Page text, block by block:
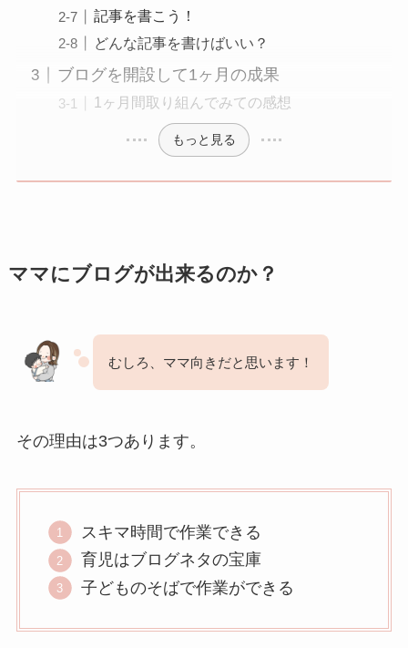
記事を書こう！
どんな記事を書けばいい？
ブログを開設して1ヶ月の成果
1ヶ月間取り組んでみての感想
もっと見る
ママにブログが出来るのか？
むしろ、ママ向きだと思います！
その理由は3つあります。
スキマ時間で作業できる
育児はブログネタの宝庫
子どものそばで作業ができる